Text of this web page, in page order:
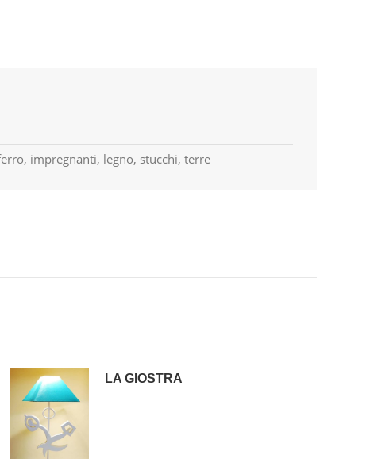
impregnanti, legno, stucchi, terre
LA GIOSTRA